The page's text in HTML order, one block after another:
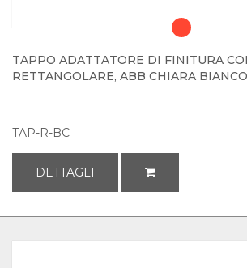
TAPPO ADATTATORE DI FINITURA
RETTANGOLARE, ABB CHIARA BIANCO
TAP-R-BC
DETTAGLI